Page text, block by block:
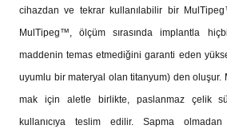
cihazdan ve tekrar kullanılabilir bir
MulTipeg™, ölçüm sırasında implantla
maddenin temas etmediğini garanti eden
uyumlu bir materyal olan titanyum) den
mak için aletle birlikte, paslanmaz çelik
kullanıcıya teslim edilir. Sapma